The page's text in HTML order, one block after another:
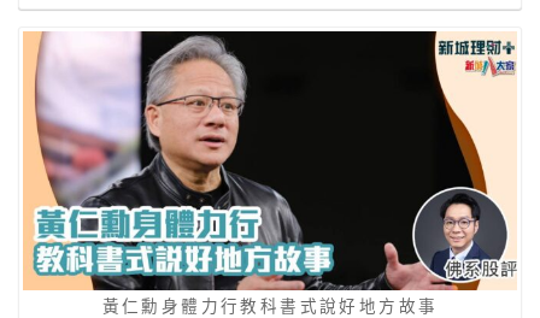
黃仁勳身體力行教科書式說好地方故事